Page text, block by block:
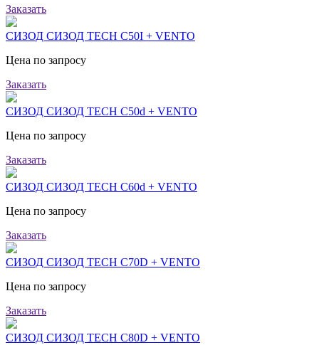
Заказать
СИЗОД СИЗОД TECH C50I + VENTO
Цена по запросу
Заказать
СИЗОД СИЗОД TECH C50d + VENTO
Цена по запросу
Заказать
СИЗОД СИЗОД TECH C60d + VENTO
Цена по запросу
Заказать
СИЗОД СИЗОД TECH C70D + VENTO
Цена по запросу
Заказать
СИЗОД СИЗОД TECH C80D + VENTO